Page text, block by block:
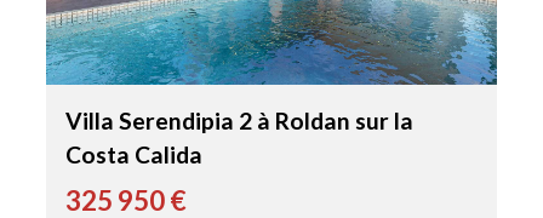
Villa Serendipia 2 à Roldan sur la
Costa Calida
325 950 €